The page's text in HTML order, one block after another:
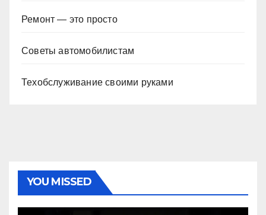
Ремонт — это просто
Советы автомобилистам
Техобслуживание своими руками
YOU MISSED